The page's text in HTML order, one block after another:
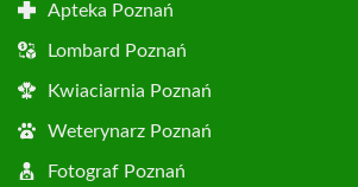
Apteka Poznań
Lombard Poznań
Kwiaciarnia Poznań
Weterynarz Poznań
Fotograf Poznań